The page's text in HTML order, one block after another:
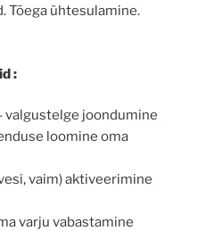
Tõega ühtesulamine.
:
valgustelge joondumine
loomine oma
vaim) aktiveerimine
varju vabastamine